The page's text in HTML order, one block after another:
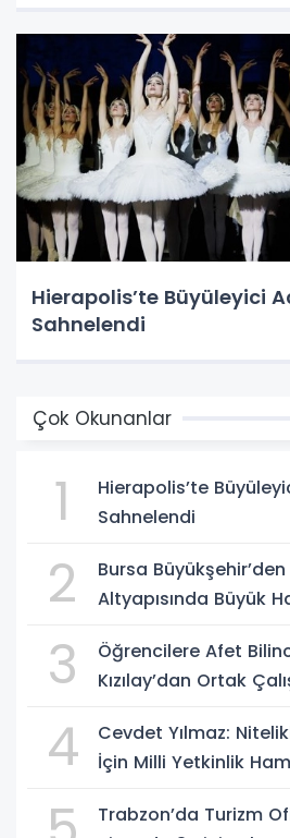
Hierapolis’te Büyüleyici
Sahnelendi
Çok Okunanlar
1
Hierapolis’te
Sahnelendi
2
Bursa
Altyapısında Büyük
3
Öğrencilere Afet
Kızılay’dan Ortak
4
Cevdet Yılmaz:
İçin Milli Yetkinlik
Trabzon’da Turizm